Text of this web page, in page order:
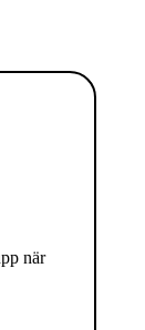
när